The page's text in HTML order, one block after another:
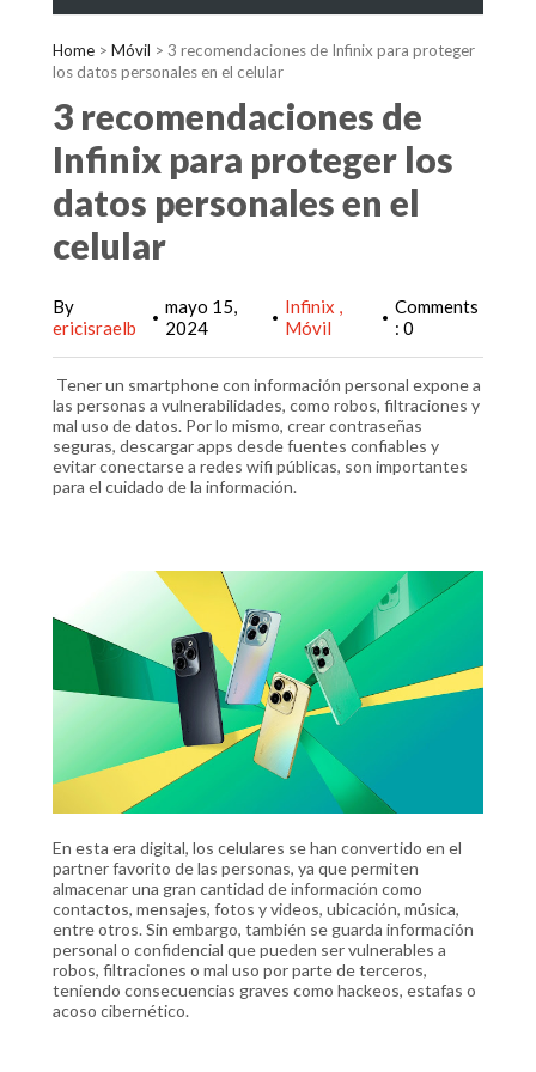
Home > Móvil > 3 recomendaciones de Infinix para proteger
los datos personales en el celular
3 recomendaciones de
Infinix para proteger los
datos personales en el
celular
By
ericisraelb
• mayo 15,
2024
• Infinix
Móvil
• Comments
: 0
Tener un smartphone con información personal expone a
las personas a vulnerabilidades, como robos, filtraciones y
mal uso de datos. Por lo mismo, crear contraseñas
seguras, descargar apps desde fuentes confiables y
evitar conectarse a redes wifi públicas, son importantes
para el cuidado de la información.
En esta era digital, los celulares se han convertido en el
partner favorito de las personas, ya que permiten
almacenar una gran cantidad de información como
contactos, mensajes, fotos y videos, ubicación, música,
entre otros. Sin embargo, también se guarda información
personal o confidencial que pueden ser vulnerables a
robos, filtraciones o mal uso por parte de terceros,
teniendo consecuencias graves como hackeos, estafas o
acoso cibernético.